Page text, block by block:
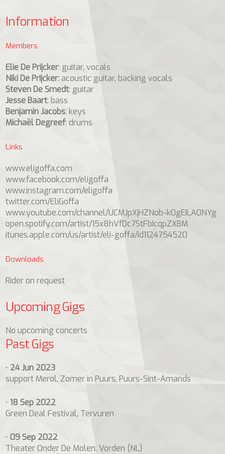
Information
Members
Elie De Prijcker: guitar, vocals
Niki De Prijcker: acoustic guitar, backing vocals
Steven De Smedt: guitar
Jesse Baart: bass
Benjamin Jacobs: keys
Michaël Degreef: drums
Links
www.eligoffa.com
www.facebook.com/eligoffa
www.instagram.com/eligoffa
twitter.com/EliGoffa
www.youtube.com/channel/UCMJpXjHZNob-k0gEILA0NYg
open.spotify.com/artist/15x8hVfDc7StFbIcqpZXBM
itunes.apple.com/us/artist/eli-goffa/id1124754520
Downloads
Rider on request
Upcoming Gigs
No upcoming concerts
Past Gigs
• 24 Jun 2023
support Merol, Zomer in Puurs, Puurs-Sint-Amands
•18 Sep 2022
Green Deal Festival, Tervuren
•09 Sep 2022
Theater Onder De Molen, Vorden (NL)